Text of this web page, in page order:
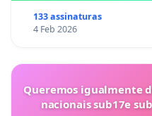
133 assinaturas
4 Feb 2026
Queremos igualmente
nacionais sub17e